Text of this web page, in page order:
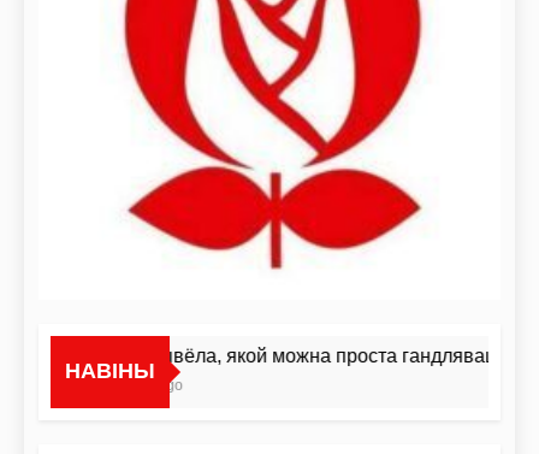
НАВІНЫ
«Я не жывёла, якой можна проста гандляваць»У
1 Гадзіна Ago